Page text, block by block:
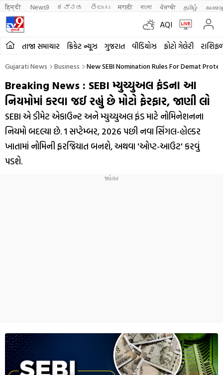
हिन्दी News9 ಕನ್ನಡ తెలుగు मराठी বাংলা ਪੰਜਾਬੀ தமிழ்
AQI
તાજા સમાચાર ક્રિકેટ ન્યૂઝ ગુજરાત વીડિયોઝ ફોટો ગેલેરી
Gujarati News Business New SEBI Nomination Rules For Demat
Breaking News : SEBI મ્યુચ્યુઅલ ફંડના આ
નિયમોમાં કરવા જઈ રહ્યું છે મોટો ફેરફાર, જાણી લો
SEBI એ ડીમેટ એકાઉન્ટ અને મ્યુચ્યુઅલ ફંડ માટે નોમિનેશનના
નિયમો બદલ્યા છે. 1 સપ્ટેમ્બર, 2026 પછી નવા સિંગલ-હોલ્ડર
ખાતામાં નોમિની ફરજિયાત બનશે, અથવા 'ઓપ્ટ-આઉટ' કરવું
પડશે.